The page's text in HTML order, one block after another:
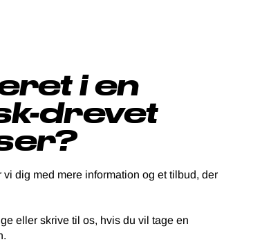
i en
drevet
dig med mere information og et tilbud, der
eller skrive til os, hvis du vil tage en